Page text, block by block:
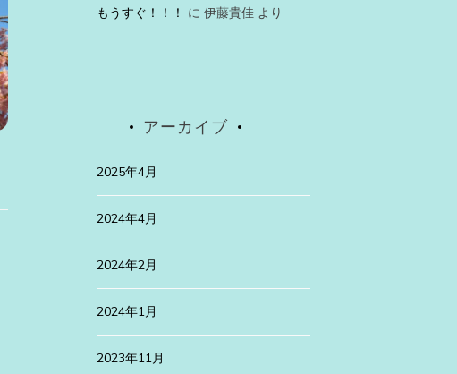
Uncategorized
もうすぐ！！！ に伊藤貴佳 より
アーカイブ
2025年4月
2024年4月
2024年2月
2024年1月
2023年11月